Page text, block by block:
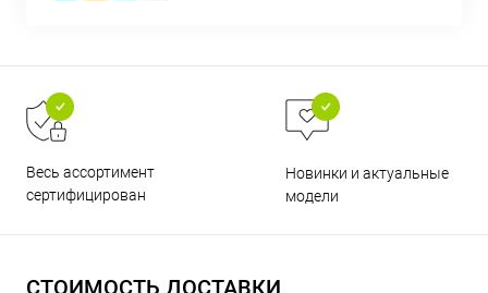
Весь ассортимент
сертифицирован
Новинки и актуальные
модели
СТОИМОСТЬ ДОСТАВКИ